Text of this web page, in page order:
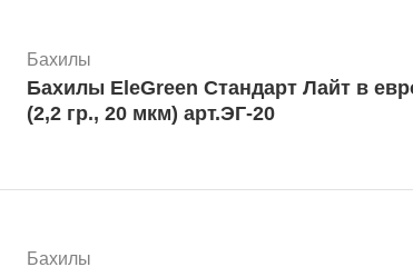
Бахилы
Бахилы EleGreen Стандарт Лайт в
(2,2 гр., 20 мкм) арт.ЭГ-20
Бахилы